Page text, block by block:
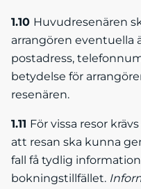
1.10 Huvudresenären
arrangören eventuella
postadress,
betydelse för
resenären.
1.11 För vissa resor
att resan ska kunna
fall få tydlig
bokningstillfället.